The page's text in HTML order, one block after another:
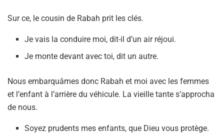
Sur ce, le cousin de Rabah prit les clés.
Je vais la conduire moi, dit-il d’un air réjoui.
Je monte devant avec toi, dit un autre.
Nous embarquâmes donc Rabah et moi avec les femmes
et l’enfant à l’arrière du véhicule. La vieille tante s’approcha
de nous.
Soyez prudents mes enfants, que Dieu vous protège.